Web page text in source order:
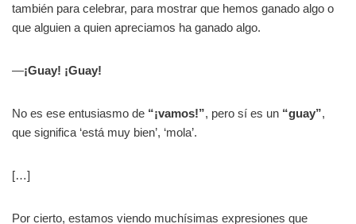
también para celebrar, para mostrar que hemos ganado algo o
que alguien a quien apreciamos ha ganado algo.
—¡Guay! ¡Guay!
No es ese entusiasmo de “¡vamos!”, pero sí es un “guay”,
que significa ‘está muy bien’, ‘mola’.
[…]
Por cierto, estamos viendo muchísimas expresiones que